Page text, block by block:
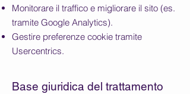
Monitorare il traffico e migliorare il sito (es.
tramite Google Analytics).
Gestire preferenze cookie tramite
Usercentrics.
Base giuridica del trattamento